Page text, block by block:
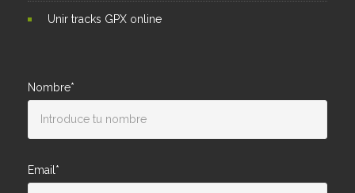
Unir tracks GPX online
Nombre*
Email*